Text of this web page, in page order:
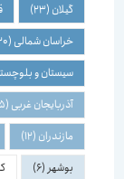
گیلان(23)
خراسان شمالی(20)
سیستان و بلوچستان(18)
آذربایجان غربی(15)
مازندران(12)
بوشهر(6)